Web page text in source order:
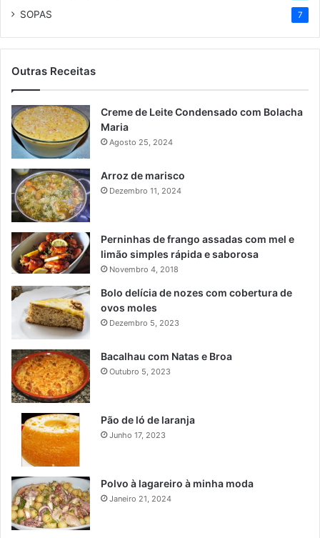
SOPAS 7
Outras Receitas
Creme de Leite Condensado com Bolacha
Maria
Agosto 25, 2024
Arroz de marisco
Dezembro 11, 2024
Perninhas de frango assadas com mel e
limão simples rápida e saborosa
Novembro 4, 2018
Bolo delícia de nozes com cobertura de
ovos moles
Dezembro 5, 2023
Bacalhau com Natas e Broa
Outubro 5, 2023
Pão de ló de laranja
Junho 17, 2023
Polvo à lagareiro à minha moda
Janeiro 21, 2024